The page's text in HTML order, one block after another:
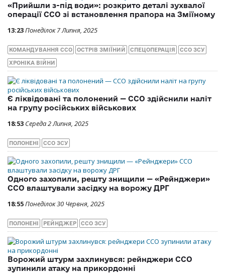
«Прийшли з-під води»: розкрито деталі зухвалої
операції ССО зі встановлення прапора на Зміїному
13:23Понеділок 7 Липня, 2025
КОМАНДУВАННЯ ССО ОСТРІВ ЗМІЇНИЙ СПЕЦОПЕРАЦІЯ ССО ЗСУ
ХРОНІКА ВІЙНИ
Є ліквідовані та полонений — ССО здійснили наліт
на групу російських військових
18:53 Середа 2 Липня, 2025
ПОЛОНЕНІ ССО ЗСУ
Одного захопили, решту знищили — «Рейнджери»
ССО влаштували засідку на ворожу ДРГ
18:55Понеділок 30 Червня, 2025
ПОЛОНЕНІ РЕЙНДЖЕР ССО ЗСУ
Ворожий штурм захлинувся: рейнджери ССО
зупинили атаку на прикордонні